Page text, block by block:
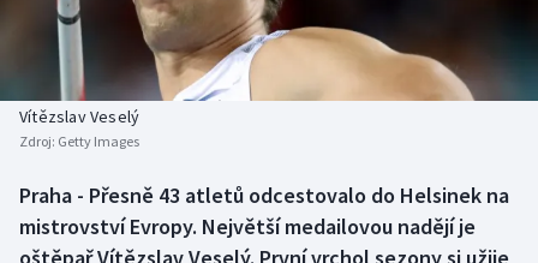
Baseball a softbal
Basketbal
Biatlon
Boby a skeleton
Soutěže
Historické návraty
Aplikace ČT sport
AZ kvíz
Vítězslav Veselý
Zdroj: Getty Images
Praha - Přesně 43 atletů odcestovalo do Helsinek na
mistrovství Evropy. Největší medailovou nadějí je